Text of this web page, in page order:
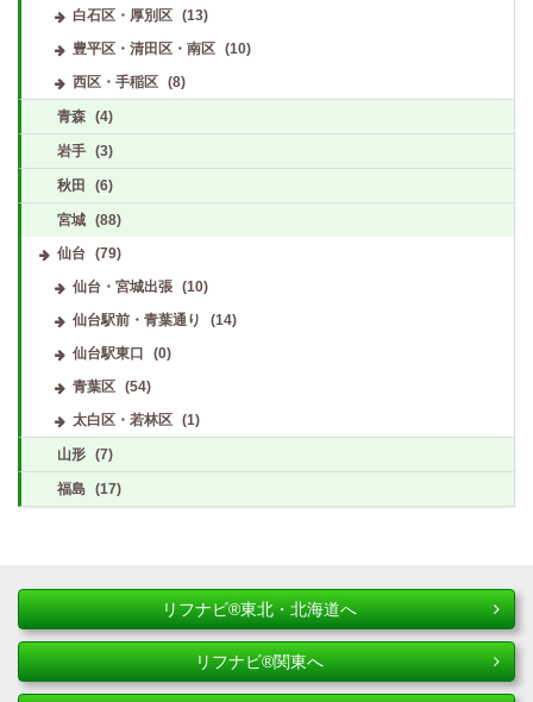
白石区・厚別区
(13)
豊平区・清田区・南区
(10)
西区・手稲区
(8)
青森 (4)
岩手 (3)
秋田 (6)
宮城 (88)
仙台 (79)
仙台・宮城出張
(10)
仙台駅前・青葉通り
(14)
仙台駅東口
(0)
青葉区
(54)
太白区・若林区
(1)
山形 (7)
福島 (17)
リフナビ®東北・北海道へ
リフナビ®関東へ